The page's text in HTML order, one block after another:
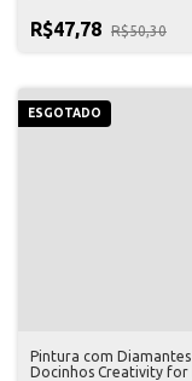
R$47,78 R$50,30
ESGOTADO
Pintura com Diamantes
Docinhos Creativity for